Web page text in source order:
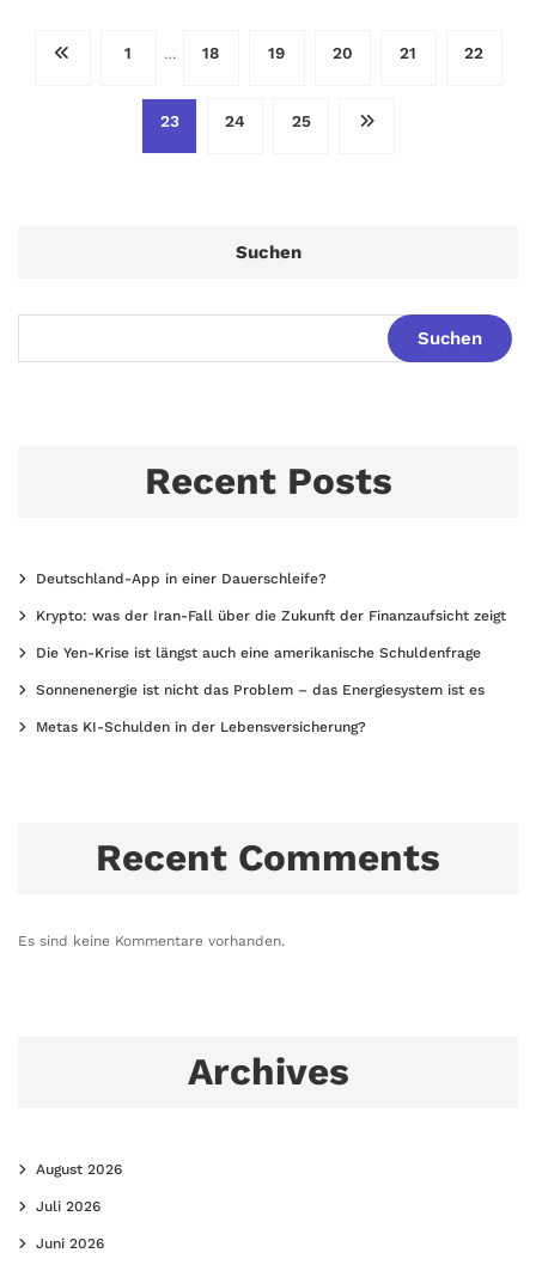
Seitennummerierung
Beiträge
1 … 18 19 20 21 22
23 24 25
Suchen
Suchen
Recent Posts
Deutschland-App in einer Dauerschleife?
Krypto: was der Iran-Fall über die Zukunft der Finanzaufsicht zeigt
Die Yen-Krise ist längst auch eine amerikanische Schuldenfrage
Sonnenenergie ist nicht das Problem – das Energiesystem ist es
Metas KI-Schulden in der Lebensversicherung?
Recent Comments
Es sind keine Kommentare vorhanden.
Archives
August 2026
Juli 2026
Juni 2026